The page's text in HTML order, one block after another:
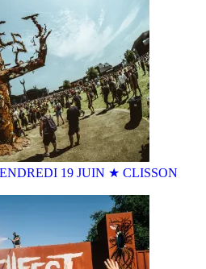
19 JUIN ★ CLISSON